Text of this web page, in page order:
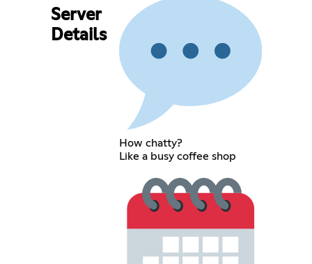
Server
Details
How chatty?
Like a busy coffee shop